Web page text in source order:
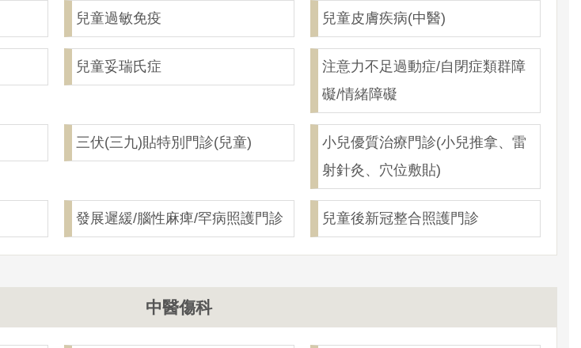
兒童過敏免疫 兒童皮膚疾病(中醫)
兒童妥瑞氏症
注意力不足過動症/自閉症類群障
礙/情緒障礙
三伏(三九)貼特別門診(兒童)
小兒優質治療門診(小兒推拿、雷
射針灸、穴位敷貼)
發展遲緩/腦性麻痺/罕病照護門診 兒童後新冠整合照護門診
中醫傷科